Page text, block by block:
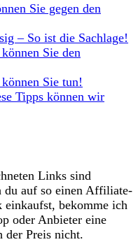
Sie gegen den
– So ist die Sachlage!
Sie den
Sie tun!
Tipps können wir
Links sind
du auf so einen Affiliate-
bekomme ich
oder Anbieter eine
der Preis nicht.